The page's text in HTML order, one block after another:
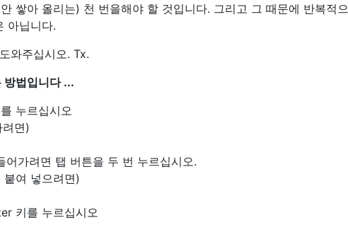
쌓아 올리는) 천 번을해야 할 것입니다. 그리고 그 때문에 반복적으
아닙니다.
와주십시오. Tx.
방법입니다 ...
누르십시오
면)
어가려면 탭 버튼을 두 번 누르십시오.
여 넣으려면)
키를 누르십시오